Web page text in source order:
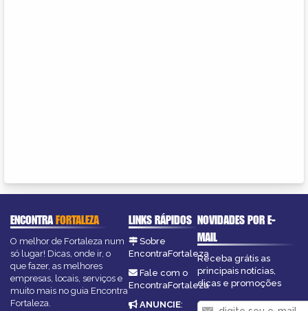
ENCONTRAFORTALEZA
O melhor de Fortaleza num
só lugar! Dicas, onde ir, o
que fazer, as melhores
empresas, locais, serviços e
muito mais no guia Encontra
Fortaleza.
LINKS RÁPIDOS
Sobre
EncontraFortaleza
Fale com o
EncontraFortaleza
ANUNCIE:
NOVIDADES POR E-
MAIL
Receba grátis as
principais notícias,
dicas e promoções